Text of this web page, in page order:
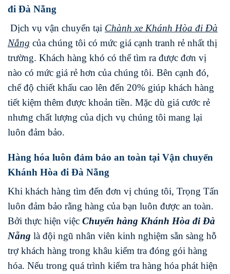
đi Đà Nẵng
Dịch vụ vận chuyển tại Chành xe Khánh Hòa đi Đà
Nẵng của chúng tôi có mức giá cạnh tranh rẻ nhất thị
trường. Khách hàng khó có thể tìm ra được đơn vị
nào có mức giá rẻ hơn của chúng tôi. Bên cạnh đó,
chế độ chiết khấu cao lên đến 20% giúp khách hàng
tiết kiệm thêm được khoản tiền. Mặc dù giá cước rẻ
nhưng chất lượng của dịch vụ chúng tôi mang lại
luôn đảm bảo.
Hàng hóa luôn đảm bảo an toàn tại Vận chuyển
Khánh Hòa đi Đà Nẵng
Khi khách hàng tìm đến đơn vị chúng tôi, Trọng Tấn
luôn đảm bảo rằng hàng của bạn luôn được an toàn.
Bởi thực hiện việc Chuyển hàng Khánh Hòa điĐà
Nẵng là đội ngũ nhân viên kinh nghiệm sẵn sàng hỗ
trợ khách hàng trong khâu kiểm tra đóng gói hàng
hóa. Nếu trong quá trình kiểm tra hàng hóa phát hiện